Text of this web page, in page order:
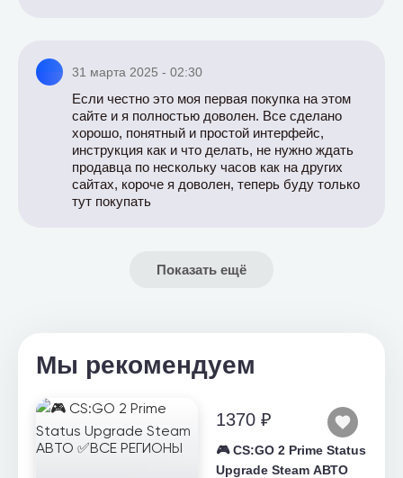
31 марта 2025 - 02:30
Если честно это моя первая покупка на этом
сайте и я полностью доволен. Все сделано
хорошо, понятный и простой интерфейс,
инструкция как и что делать, не нужно ждать
продавца по нескольку часов как на других
сайтах, короче я доволен, теперь буду только
тут покупать
Показать ещё
Мы рекомендуем
1370 ₽
🎮 CS:GO 2 Prime Status
Upgrade Steam АВТО